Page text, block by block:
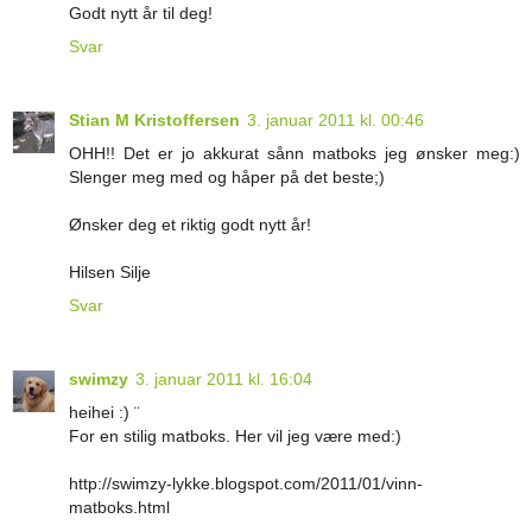
Godt nytt år til deg!
Svar
Stian M Kristoffersen 3. januar 2011 kl. 00:46
OHH!! Det er jo akkurat sånn matboks jeg ønsker meg:)
Slenger meg med og håper på det beste;)
Ønsker deg et riktig godt nytt år!
Hilsen Silje
Svar
swimzy 3. januar 2011 kl. 16:04
heihei :) ¨
For en stilig matboks. Her vil jeg være med:)
http://swimzy-lykke.blogspot.com/2011/01/vinn-
matboks.html